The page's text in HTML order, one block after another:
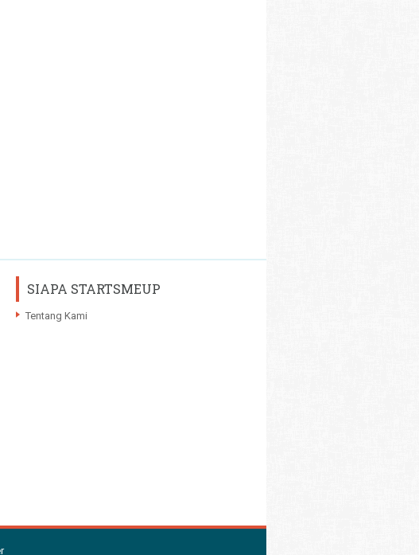
SIAPA STARTSMEUP
Tentang Kami